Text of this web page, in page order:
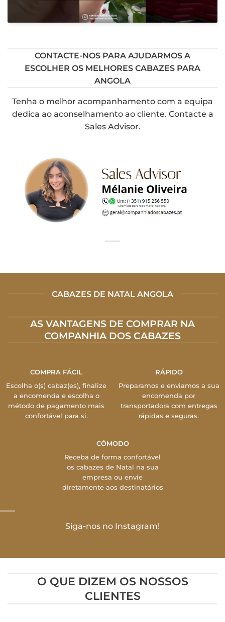
CONTACTE-NOS PARA AJUDARMOS A
ESCOLHER OS MELHORES CABAZES PARA
ANGOLA
Tenha o melhor acompanhamento com a equipa
dedica ao aconselhamento ao cliente. Contacte a
Sales Advisor.
CABAZES DE NATAL ANGOLA
AS VANTAGENS DE COMPRAR NA
COMPANHIA DOS CABAZES
COMPRA FÁCIL
Escolha o(s) cabaz(es), finalize
a encomenda e escolha o
método de pagamento mais
confortável para si.
RÁPIDO
Preparamos e enviamos a sua
encomenda por
transportadora com entregas
rápidas e seguras.
CÓMODO
Receba de forma confortável
os cabazes de Natal na sua
empresa ou envie
diretamente aos destinatários
Siga-nos no Instagram!
O QUE DIZEM OS NOSSOS
CLIENTES